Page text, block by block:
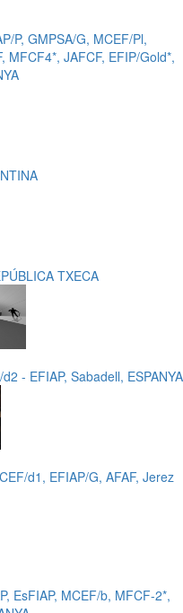
P, GMPSA/G, MCEF/Pl,
MFCF4*, JAFCF, EFIP/Gold*,
TXECA
- EFIAP, Sabadell, ESPANYA
d1, EFIAP/G, AFAF, Jerez
EsFIAP, MCEF/b, MFCF-2*,